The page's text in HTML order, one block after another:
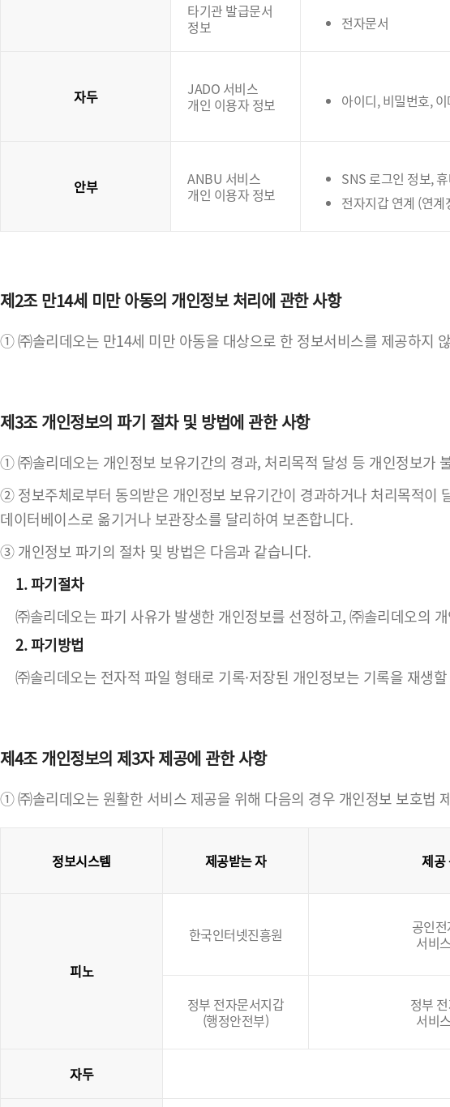
타기관 발급문서
정보
전자문서
자두
JADO 서비스
개인 이용자 정보
아이디, 비밀번호,
안부
ANBU 서비스
개인 이용자 정보
SNS 로그인 정보,
전자지갑 연계 (연
제2조 만14세 미만 아동의 개인정보 처리에 관한 사항
① ㈜솔리데오는 만14세 미만 아동을 대상으로 한 정보서비스를 제공하지
제3조 개인정보의 파기 절차 및 방법에 관한 사항
① ㈜솔리데오는 개인정보 보유기간의 경과, 처리목적 달성 등 개인정보가
② 정보주체로부터 동의받은 개인정보 보유기간이 경과하거나 처리목적이
데이터베이스로 옮기거나 보관장소를 달리하여 보존합니다.
③ 개인정보 파기의 절차 및 방법은 다음과 같습니다.
1. 파기절차
㈜솔리데오는 파기 사유가 발생한 개인정보를 선정하고, ㈜솔리데오의
2. 파기방법
㈜솔리데오는 전자적 파일 형태로 기록·저장된 개인정보는 기록을 재생
제4조 개인정보의 제3자 제공에 관한 사항
① ㈜솔리데오는 원활한 서비스 제공을 위해 다음의 경우 개인정보 보호법
정보시스템 제공받는 자 제공
피노
한국인터넷진흥원
공인
서비
정부 전자문서지갑
(행정안전부)
정부
서비
자두